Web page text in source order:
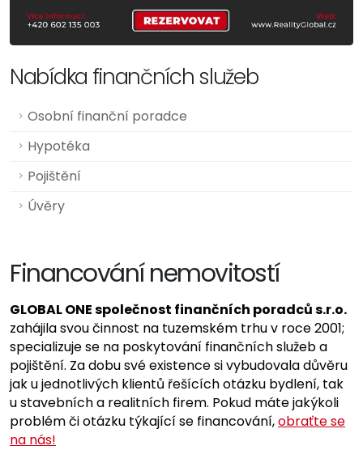
Nabídka finančních služeb
Osobní finanční poradce
Hypotéka
Pojištění
Úvěry
Financování nemovitostí
GLOBAL ONE společnost finančních poradců s.r.o.
zahájila svou činnost na tuzemském trhu v roce 2001;
specializuje se na poskytování finančních služeb a
pojištění. Za dobu své existence si vybudovala důvěru
jak u jednotlivých klientů řešících otázku bydlení, tak
u stavebních a realitních firem. Pokud máte jakýkoli
problém či otázku týkající se financování,obraťte se
na nás!